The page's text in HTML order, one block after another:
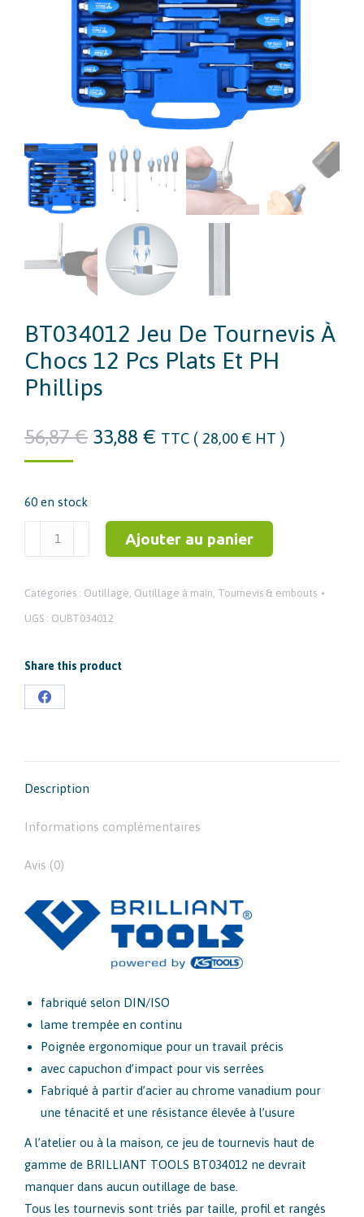
BT034012 Jeu De Tournevis À
Chocs 12 Pcs Plats Et PH
Phillips
56,87€ Le
56,87 €.
33,88 € Le
33,88 €.
TTC ( 28,00 € HT )
60 en stock
quantité
Jeu
de
à
chocs
12
PH
Ajouter au panier
Catégories : Outillage, Outillage à main, Tournevis & embouts
UGS : OUBT034012
Share this product
Partager
Description
Informations complémentaires
Avis (0)
fabriqué selon DIN/ISO
lame trempée en continu
Poignée ergonomique pour un travail précis
avec capuchon d’impact pour vis serrées
Fabriqué à partir d’acier au chrome vanadium pour
une ténacité et une résistance élevée à l’usure
A l’atelier ou à la maison, ce jeu de tournevis haut de
gamme de BRILLIANT TOOLS BT034012 ne devrait
manquer dans aucun outillage de base.
Tous les tournevis sont triés par taille, profil et rangés